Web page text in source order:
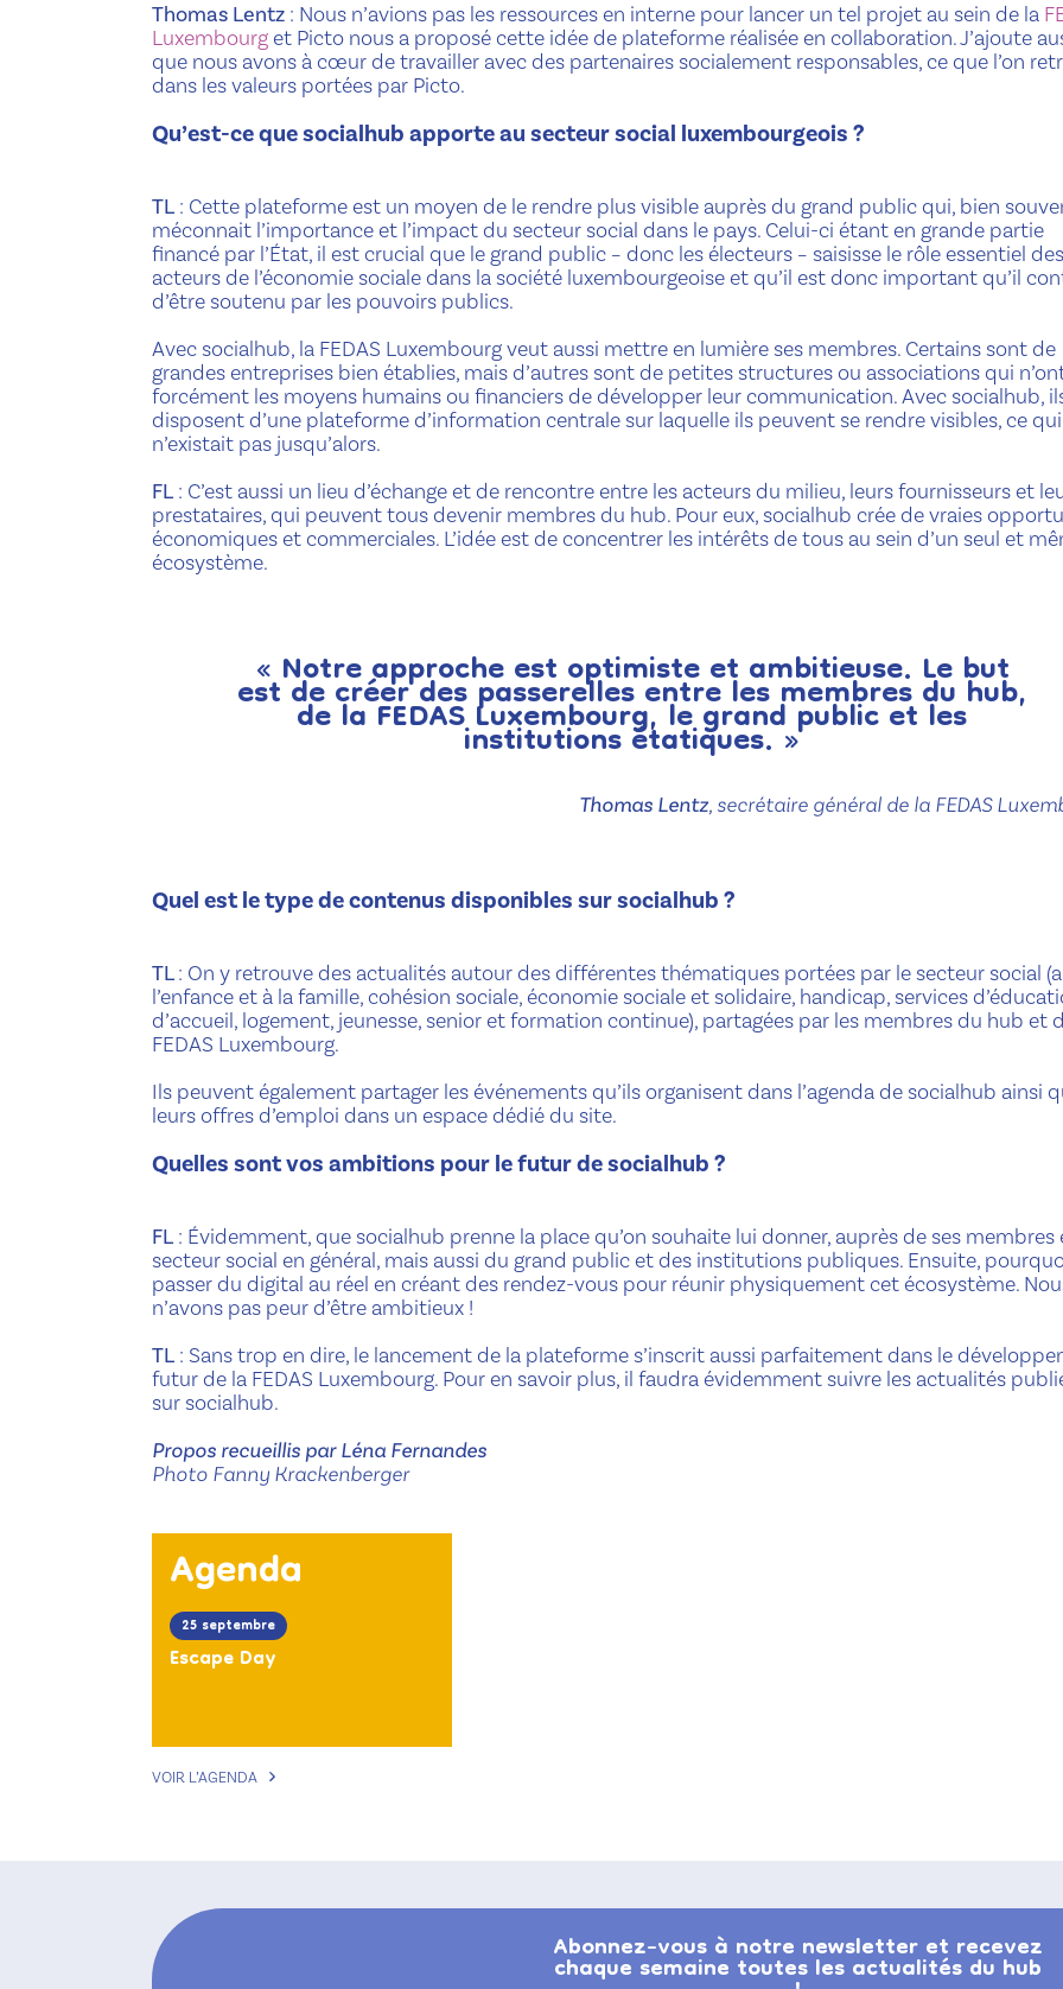
Thomas Lentz : Nous n’avions pas les ressources en interne pour lancer un tel projet au sein de la
Luxembourg et Picto nous a proposé cette idée de plateforme réalisée en collaboration. J’ajoute
que nous avons à cœur de travailler avec des partenaires socialement responsables, ce que l’on
dans les valeurs portées par Picto.
Qu’est-ce que socialhub apporte au secteur social luxembourgeois ?
TL : Cette plateforme est un moyen de le rendre plus visible auprès du grand public qui, bien
méconnait l’importance et l’impact du secteur social dans le pays. Celui-ci étant en grande partie
financé par l’État, il est crucial que le grand public – donc les électeurs – saisisse le rôle essentiel des
acteurs de l’économie sociale dans la société luxembourgeoise et qu’il est donc important qu’il
d’être soutenu par les pouvoirs publics.
Avec socialhub, la FEDAS Luxembourg veut aussi mettre en lumière ses membres. Certains sont de
grandes entreprises bien établies, mais d’autres sont de petites structures ou associations qui
forcément les moyens humains ou financiers de développer leur communication. Avec socialhub,
disposent d’une plateforme d’information centrale sur laquelle ils peuvent se rendre visibles, ce qui
n’existait pas jusqu’alors.
FL : C’est aussi un lieu d’échange et de rencontre entre les acteurs du milieu, leurs fournisseurs et
prestataires, qui peuvent tous devenir membres du hub. Pour eux, socialhub crée de vraies
économiques et commerciales. L’idée est de concentrer les intérêts de tous au sein d’un seul et
écosystème.
« Notre approche est optimiste et ambitieuse. Le but
est de créer des passerelles entre les membres du hub,
de la FEDAS Luxembourg, le grand public et les
institutions étatiques. »
Thomas Lentz, secrétaire général de la FEDAS
Quel est le type de contenus disponibles sur socialhub ?
TL: On y retrouve des actualités autour des différentes thématiques portées par le secteur social
l’enfance et à la famille, cohésion sociale, économie sociale et solidaire, handicap, services
d’accueil, logement, jeunesse, senior et formation continue), partagées par les membres du hub et
FEDAS Luxembourg.
Ils peuvent également partager les événements qu’ils organisent dans l’agenda de socialhub ainsi
leurs offres d’emploi dans un espace dédié du site.
Quelles sont vos ambitions pour le futur de socialhub ?
FL : Évidemment, que socialhub prenne la place qu’on souhaite lui donner, auprès de ses membres
secteur social en général, mais aussi du grand public et des institutions publiques. Ensuite,
passer du digital au réel en créant des rendez-vous pour réunir physiquement cet écosystème.
n’avons pas peur d’être ambitieux !
TL : Sans trop en dire, le lancement de la plateforme s’inscrit aussi parfaitement dans le
futur de la FEDAS Luxembourg. Pour en savoir plus, il faudra évidemment suivre les actualités
sur socialhub.
Propos recueillis par Léna Fernandes
Photo Fanny Krackenberger
Agenda
25 septembre
Escape Day
VOIR L’AGENDA
Abonnez-vous à notre newsletter et recevez
chaque semaine toutes les actualités du hub